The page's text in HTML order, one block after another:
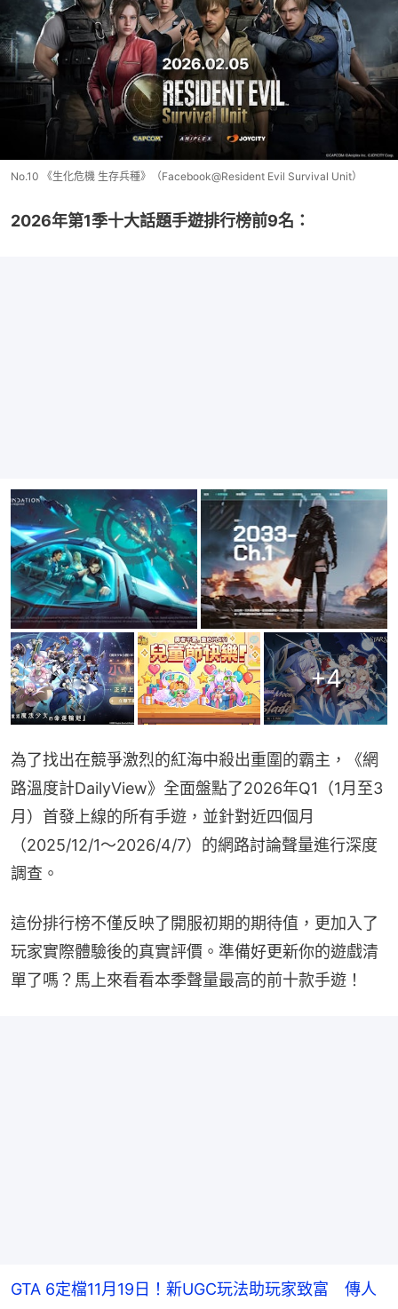
No.10 《生化危機 生存兵種》（Facebook@Resident Evil Survival Unit）
2026年第1季十大話題手遊排行榜前9名：
+4
為了找出在競爭激烈的紅海中殺出重圍的霸主，《網
路溫度計DailyView》全面盤點了2026年Q1（1月至3
月）首發上線的所有手遊，並針對近四個月
（2025/12/1～2026/4/7）的網路討論聲量進行深度
調查。
這份排行榜不僅反映了開服初期的期待值，更加入了
玩家實際體驗後的真實評價。準備好更新你的遊戲清
單了嗎？馬上來看看本季聲量最高的前十款手遊！
GTA 6定檔11月19日！新UGC玩法助玩家致富 傳人